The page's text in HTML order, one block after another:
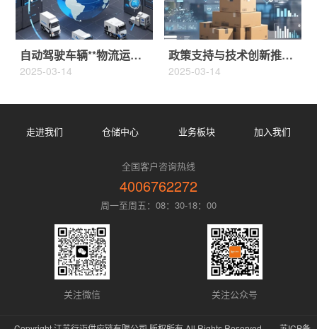
自动驾驶车辆**物流运输未来
2025-03-14
政策支持与技术创新推动行业发展
2025-03-14
关注微信 关注公众号
走进我们 仓储中心 业务板块 加入我们
全国客户咨询热线
4006762272
周一至周五：08：30-18：00